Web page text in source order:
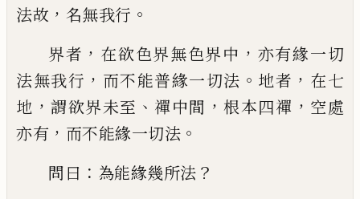
法故 ， 名無我行 。
界者 ， 在欲色界無色界中 ， 亦有緣一切
法無我行 ， 而不能普緣一切法 。 地者 ， 在七
地 ，謂欲界未至 、 禪中間 ，根本四禪 ， 空處
亦有 ， 而不能緣一切法 。
問曰 ： 為能緣幾所法 ？